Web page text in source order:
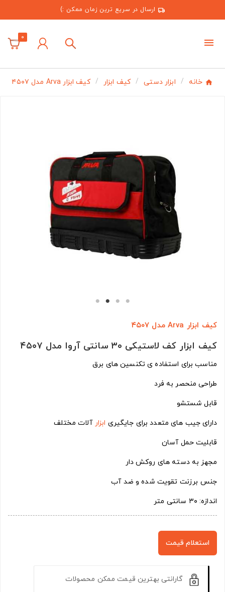
ارسال در سریع ترین زمان ممکن :)
0
خانه ابزار دستی کیف ابزار کیف ابزار Arva مدل ۴۵۰۷
کیف ابزار Arva مدل ۴۵۰۷
کیف ابزار کف لاستیکی ۳۰ سانتی آروا مدل ۴۵۰۷
مناسب برای استفاده ی تکنسین های برق
طراحی منحصر به فرد
قابل شستشو
دارای جیب های متعدد برای جایگیری ابزار آلات مختلف
قابلیت حمل آسان
مجهز به دسته های روکش دار
جنس برزنت تقویت شده و ضد آب
اندازه: ۳۰ سانتی متر
استعلام قیمت
گارانتی بهترین قیمت ممکن محصولات